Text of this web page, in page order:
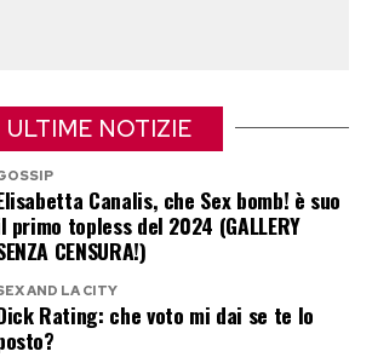
insieme, anche una
diventa notizia.
ULTIME NOTIZIE
Canalis, che Sex bomb! è suo
primo topless del 2024 (GALLERY
CENSURA!)
AND LA CITY
Rating: che voto mi dai se te lo